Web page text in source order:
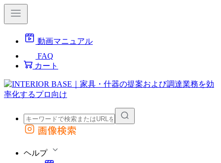
動画マニュアル
FAQ
カート
外部サイトの商品をカートに追加
画像検索
ヘルプ